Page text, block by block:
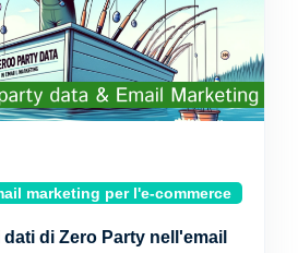
marketing per l'e-commerce
di Zero Party nell'email